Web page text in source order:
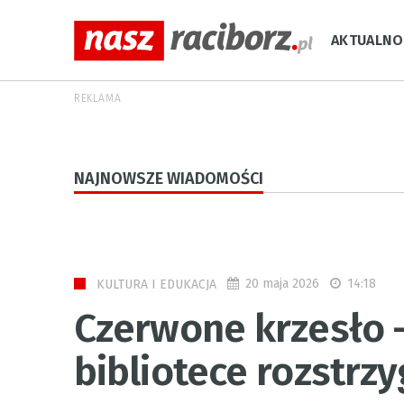
REKLAMA
NAJNOWSZE WIADOMOŚCI
KULTURA I EDUKACJA 20 maja 2026 14:18
Czerwone
bibliotece